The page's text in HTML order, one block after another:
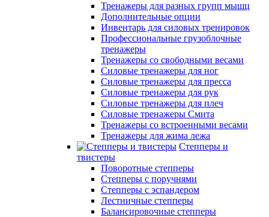
Тренажеры для разных групп мышц
Дополнительные опции
Инвентарь для силовых тренировок
Профессиональные грузоблочные
тренажеры
Тренажеры со свободными весами
Силовые тренажеры для ног
Силовые тренажеры для пресса
Силовые тренажеры для рук
Силовые тренажеры для плеч
Силовые тренажеры Смита
Тренажеры со встроенными весами
Тренажеры для жима лежа
Степперы и
твистеры
Поворотные степперы
Степперы с поручнями
Степперы с эспандером
Лестничные степперы
Балансировочные степперы